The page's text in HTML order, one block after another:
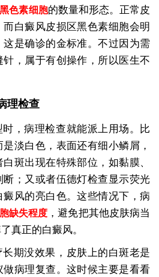
色素细胞的数量和形态。正常皮
白癜风皮损区黑色素细胞会明
这是确诊的金标准。不过因为需
，属于有创操作，所以医生不
理检查
，病理检查就能派上用场。比
淡白色，表面还有细小鳞屑，
斑出现在特殊部位，如黏膜、
；又或者伍德灯检查显示荧光
风的亮白色。这些情况下，病
缺失程度 ，避免把其他皮肤病当
真正的白癜风。
期没效果，皮肤上的白斑老是
病理复查。这时候主要是看看